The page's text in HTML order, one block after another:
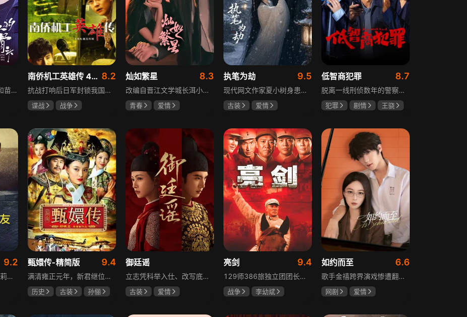
20世纪90年代，陈异和苗靖因父母相识结缘，从充满敌意到彼此依靠，后因家庭变故不得不相依为命。大学时苗靖告白，陈异却因纵火案逼她离开藤城。多年后重逢，陈异为保护苗靖以身入局，两人并肩对抗走私团伙，最终陈异告白，两人终成眷属。
南侨机工英雄传 43集版 8.2
抗战打响后日军封锁我国运输路线，神鼓滇缅公路撑起抗战后勤补给，因急缺司机和技工，三千余名南洋华侨毅然归国共赴国难。方家兄弟是典型代表，大哥方天海表面投靠日军实为中共地下工作者，委曲求全游走生死间；弟弟方千树从纨绔子弟成长为抗日战士。剧集以真实历史为背景，展现华侨爱国情怀与民族大义。
谍战
战争
灿如繁星 8.3
改编自晋江文学城长洱小说《狭路》，讲述心理学博士林晚星遭遇变故后返乡任教，邂逅顶级教练王法，带领垫底差生逆袭追梦的热血救赎故事。林晚星用“自由式”教育，培养少年们的独立人格，帮他们学会生活、融洽自我、发现所爱、勇于追求，诠释“不远狭路，终见光明”的成长内核。
青春
爱情
执笔为劫 9.5
现代网文作家夏小树身患绝症，临终前未能完成最后一部长篇小说，带着遗憾离世，却意外穿越进自己笔下的世界，成为书中的明月公主。夏小树步步为营，一次次改写危机。当夏小树耗尽预知，失去剧本掌控，她和萧景琰的命运急转直下。萧景琰被逼另娶他人，两人被迫私奔，却在曙光初现时遭遇追兵——夏小树中箭身亡，萧景琰抱着她痛不欲生。十年后，登基为帝的萧景琰在上元灯会上，遇见一个提着兔子灯的姑娘，与当年的明月一模一样……
古装
爱情
低智商犯罪 8.7
脱离一线刑侦数年的警察张一昂，因省厅匿名举报信被派往三江口调查。他刚到就遇刑警队长被害，洗清嫌疑时意外抓获连环杀人案凶手，迅速建立声望。张一昂锁定当地富商周荣团伙，蠢贼间勾心斗角的蝴蝶效应助警方屡建奇功，最终查明同僚遇害真相，让真凶落网。剧集以喜剧风格展现刑侦故事，充满黑色幽默。
犯罪 剧情
王骁
9.2
《我的天才女友》讲述莉拉和莱侬这对好朋友的童年与少年时代。故事从友情开始，描绘女性友情的微妙变化——她们相互支持、妒忌和猜疑，又不断向外拓展，在与外部世界的试探中为自己塑形。莉拉聪明漂亮，莱侬羡慕她的天赋与决断力，两人都视对方为隐秘镜子，暗暗角力，展现女性成长中的复杂关系与自我探寻。
甄嬛传-精简版 9.4
满清雍正元年，新君继位后朝堂看似祥和实则暗流涌动，后宫华妃与皇后分庭抗礼，各方势力裹挟其中凶险异常，太后主持选秀拉开帷幕，大理寺少卿甄远道长女甄嬛意外得雍正赏识步入皇宫，在皇后与华妃的夹击下，甄嬛小心周旋忍辱负重，不得不用智慧保护自己，一次次卷入残酷宫闱斗争。
历史 古装
孙俪
御廷谣
立志凭科举入仕、改写底层命运的孤女孟廷辉因意外结识微服私访的少年新帝英寡，二人联手铲除沙州官匪，英寡赏识其胆识智谋，暗中助力她赴京赶考。孟廷辉入京后遭科举舞弊构陷，凭智勇自证清白，被英寡破格任命为察闻院主事，清查虎啸帮、晚香阁等黑恶势力，逐步牵出血月会复国阴谋与朝堂权斗。二人从君臣知己渐生情愫，历经身世谜团、朝堂阻力与边境战乱，最终平定叛乱、整肃朝纲，携手共护江山万民。
古装
爱情
亮剑 9.4
129师386旅独立团团长李云龙敢想敢干、不按规矩办事，脾气火爆性格直爽，带领独立团展现出敢于拼杀的劲头，接连击败坂田连队、山崎大队、山本部队，名声大噪却因屡次犯规遭贬斥。抗战时期他与国军358团团长楚云飞惺惺相惜，徐蚌会战中一较高下双双重伤，养病期间李云龙与护士田雨相恋，两人及亲人战友历经国家沧桑巨变。
战争
李幼斌
如约而至 6.6
歌手金禧跨界演戏惨遭翻车，全网群嘲演技拉胯！不服输的他另辟蹊径，转行试水音乐剧，誓要逆袭打脸。机缘巧合下，他对高冷硬核的金牌音乐剧导演宁瑾一见心动，两人意外留下暧昧一吻，转头试镜现场再度狭路相逢。 宁瑾本就抵触偶像跨界，对半路空降的流量新人金禧百般严苛，花式魔鬼训练轮番上线。金禧顶住剧团前辈排挤、同行暗算、舆论刁难等重重危机，日夜苦练打磨演技，慢慢褪去偶像光环、解锁真实自我，一点点打动高冷导演和剧团众人。 一路走来，二人历经误会争执、事业危机、亲情心结、分手磨合多重考验，在并肩拯救濒临倒闭的剧团、携手打磨《倩女幽魂》剧目、共渡舞台难关的过程中，情愫渐生、双向治愈。最终剧目首演大获成功，叛逆
网剧
爱情